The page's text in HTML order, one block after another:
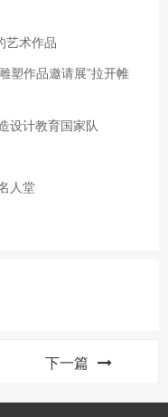
术作品
塑作品邀请展”拉开帷
设计教育国家队
人堂
下一篇